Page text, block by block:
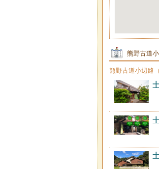
熊野古道
熊野古道小辺路